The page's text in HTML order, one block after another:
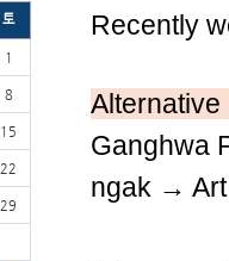
토
1
8
15
22
29
Recently
Ganghwa
ngak → Art